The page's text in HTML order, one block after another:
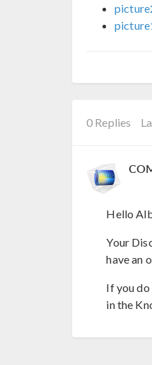
0 Replies
Hello
Your
have an
If you do
in the